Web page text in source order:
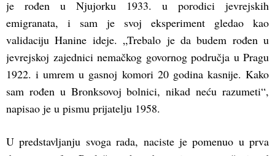
je rođen u Njujorku 1933. u porodici jevrejskih
emigranata, i sam je svoj eksperiment gledao kao
validaciju Hanine ideje. „Trebalo je da budem rođen u
jevrejskoj zajednici nemačkog govornog područja u Pragu
1922. i umrem u gasnoj komori 20 godina kasnije. Kako
sam rođen u Bronksovoj bolnici, nikad neću razumeti“,
napisao je u pismu prijatelju 1958.
U predstavljanju svoga rada, naciste je pomenuo u prva